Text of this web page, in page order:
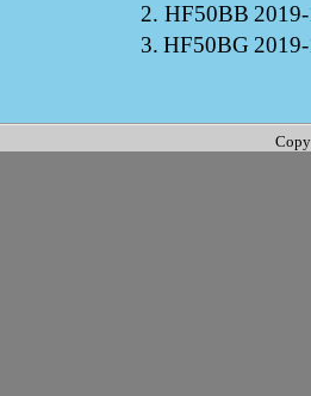
2. HF50BB
3. HF50BG